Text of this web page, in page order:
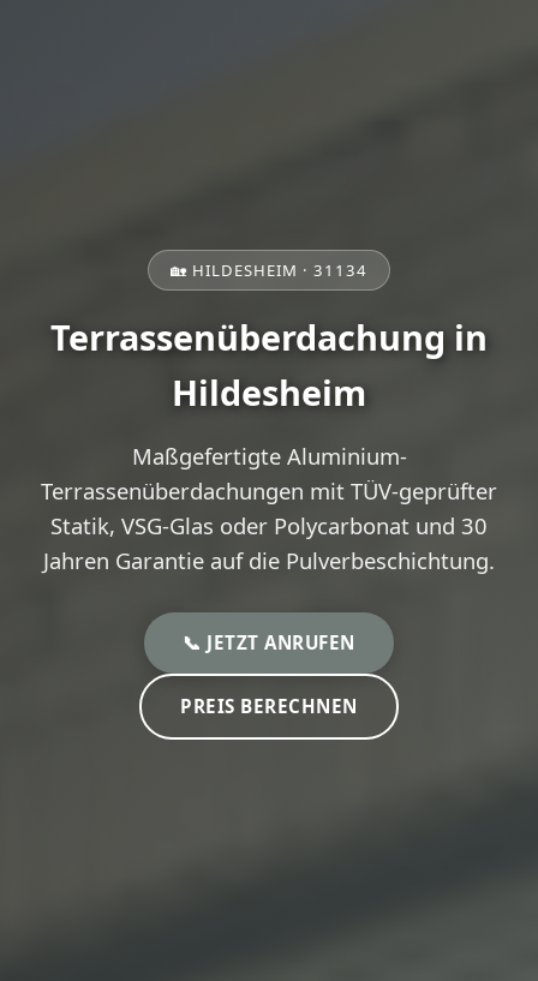
🏡 HILDESHEIM · 31134
Terrassenüberdachung in
Hildesheim
Maßgefertigte Aluminium-
Terrassenüberdachungen mit TÜV-geprüfter
Statik, VSG-Glas oder Polycarbonat und 30
Jahren Garantie auf die Pulverbeschichtung.
📞 JETZT ANRUFEN
PREIS BERECHNEN